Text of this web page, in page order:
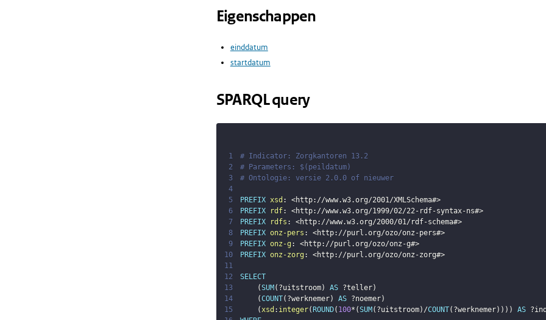
Eigenschappen
einddatum
startdatum
SPARQL query
1
# Indicator: Zorgkantoren 13.2
2
# Parameters: $(peildatum)
3
# Ontologie: versie 2.0.0 of nieuwer
4
5
PREFIX xsd : <http://www.w3.org/2001/XMLSchema#>
6
PREFIX rdf: <http://www.w3.org/1999/02/22-rdf-syntax-ns#>
7
PREFIX rdfs : <http://www.w3.org/2000/01/rdf-schema#>
8
PREFIX onz-pers : <http://purl.org/ozo/onz-pers#>
9
PREFIX onz-g : <http://purl.org/ozo/onz-g#>
10
PREFIX onz-zorg : <http://purl.org/ozo/onz-zorg#>
11
12
SELECT
13
(SUM ( ?uitstroom) AS ?teller)
14
(COUNT( ?werknemer) AS ?noemer)
15
(xsd : integer( ROUND( 100* (SUM ( ?uitstroom) /COUNT( ?werknemer) ) ) ) AS